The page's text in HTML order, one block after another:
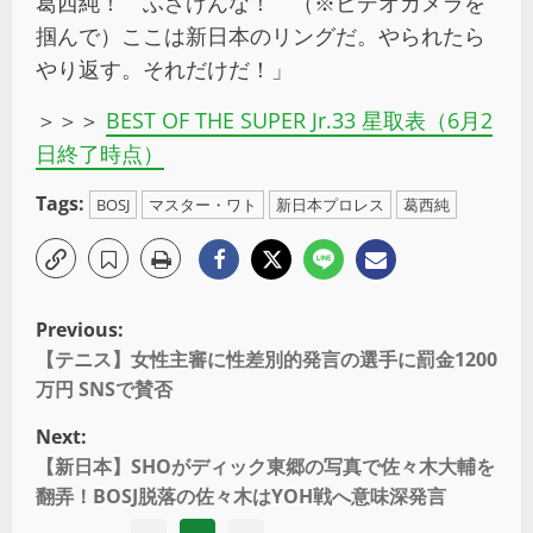
掴んで）ここは新日本のリングだ。やられたら
やり返す。それだけだ！」
＞＞＞ BEST OF THE SUPER Jr.33 星取表（6月2
日終了時点）
Tags: BOSJ マスター・ワト 新日本プロレス 葛西純
Previous:
【テニス】女性主審に性差別的発言の選手に罰金1200
万円 SNSで賛否
Next:
【新日本】SHOがディック東郷の写真で佐々木大輔を
翻弄！BOSJ脱落の佐々木はYOH戦へ意味深発言